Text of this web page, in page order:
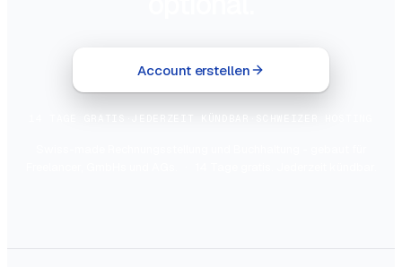
Account erstellen